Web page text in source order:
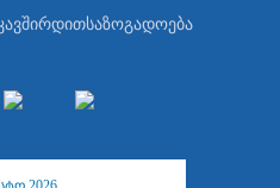
საზოგადოება